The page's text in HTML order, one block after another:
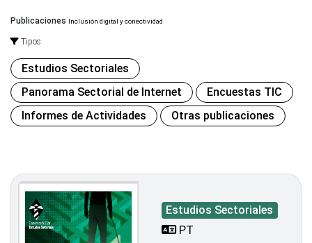
Publicaciones Inclusión digital y conectividad
Tipos
Estudios Sectoriales
Panorama Sectorial de Internet
Encuestas TIC
Informes de Actividades
Otras publicaciones
Estudios Sectoriales
PT